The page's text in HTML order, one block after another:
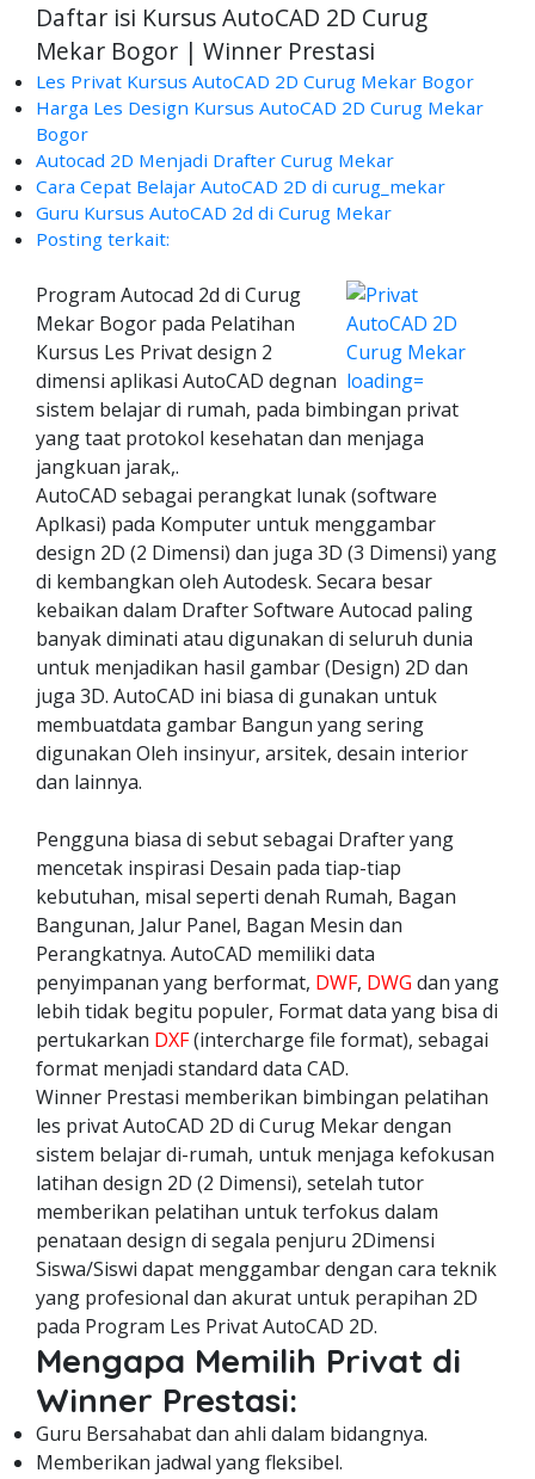
Daftar isi Kursus AutoCAD 2D Curug
Mekar Bogor | Winner Prestasi
Les Privat Kursus AutoCAD 2D Curug Mekar Bogor
Harga Les Design Kursus AutoCAD 2D Curug Mekar
Bogor
Autocad 2D Menjadi Drafter Curug Mekar
Cara Cepat Belajar AutoCAD 2D di curug_mekar
Guru Kursus AutoCAD 2d di Curug Mekar
Posting terkait:
Program Autocad 2d di Curug
Mekar Bogor pada Pelatihan
Kursus Les Privat design 2
dimensi aplikasi AutoCAD degnan
sistem belajar di rumah, pada bimbingan privat
yang taat protokol kesehatan dan menjaga
jangkuan jarak,.
AutoCAD sebagai perangkat lunak (software
Aplkasi) pada Komputer untuk menggambar
design 2D (2 Dimensi) dan juga 3D (3 Dimensi) yang
di kembangkan oleh Autodesk. Secara besar
kebaikan dalam Drafter Software Autocad paling
banyak diminati atau digunakan di seluruh dunia
untuk menjadikan hasil gambar (Design) 2D dan
juga 3D. AutoCAD ini biasa di gunakan untuk
membuatdata gambar Bangun yang sering
digunakan Oleh insinyur, arsitek, desain interior
dan lainnya.
Pengguna biasa di sebut sebagai Drafter yang
mencetak inspirasi Desain pada tiap-tiap
kebutuhan, misal seperti denah Rumah, Bagan
Bangunan, Jalur Panel, Bagan Mesin dan
Perangkatnya. AutoCAD memiliki data
penyimpanan yang berformat, DWF, DWG dan yang
lebih tidak begitu populer, Format data yang bisa di
pertukarkan DXF(intercharge file format), sebagai
format menjadi standard data CAD.
Winner Prestasi memberikan bimbingan pelatihan
les privat AutoCAD 2D di Curug Mekar dengan
sistem belajar di-rumah, untuk menjaga kefokusan
latihan design 2D (2 Dimensi), setelah tutor
memberikan pelatihan untuk terfokus dalam
penataan design di segala penjuru 2Dimensi
Siswa/Siswi dapat menggambar dengan cara teknik
yang profesional dan akurat untuk perapihan 2D
pada Program Les Privat AutoCAD 2D.
Mengapa Memilih Privat di
Winner Prestasi:
Guru Bersahabat dan ahli dalam bidangnya.
Memberikan jadwal yang fleksibel.